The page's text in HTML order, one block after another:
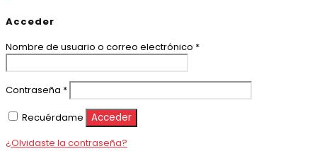
Acceder
Nombre de usuario o correo electrónico *Obligatorio
Contraseña *Obligatorio
Recuérdame
Acceder
¿Olvidaste la contraseña?